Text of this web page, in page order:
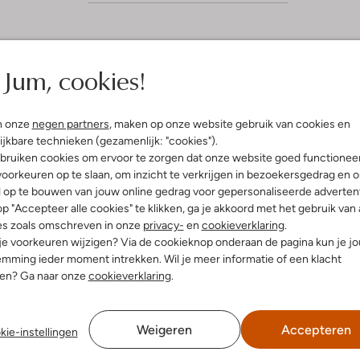
Jum, cookies!
onze negen partners, maken op onze website gebruik van cookies en
technieken (gezamenlijk: "cookies").
cookies om ervoor te zorgen dat onze website goed
op te slaan, om inzicht te verkrijgen in bezoekersgedrag en
op te bouwen van jouw online gedrag voor gepersonaliseerde
"Accepteer alle cookies" te klikken, ga je akkoord met het gebruik van
zoals omschreven in onze privacy- en cookieverklaring.
voorkeuren wijzigen? Via de cookieknop onderaan de pagina kun je
ieder moment intrekken. Wil je meer informatie of een klacht
Ga naar onzecookieverklaring.
instellingen Weigeren Accepteren
(5)
2022
door Angela
stevige sandalen!
mee en onze dochter
mooi,ook erg belangrijk
t
e
r
r
e
n
Dr Martens sandaal
Super fijne sandaal onze dochter
loopt er graag op zoals altijd top
ze deze draagt heeft ze geen pijn
aan haar voeten ze is er erg blij